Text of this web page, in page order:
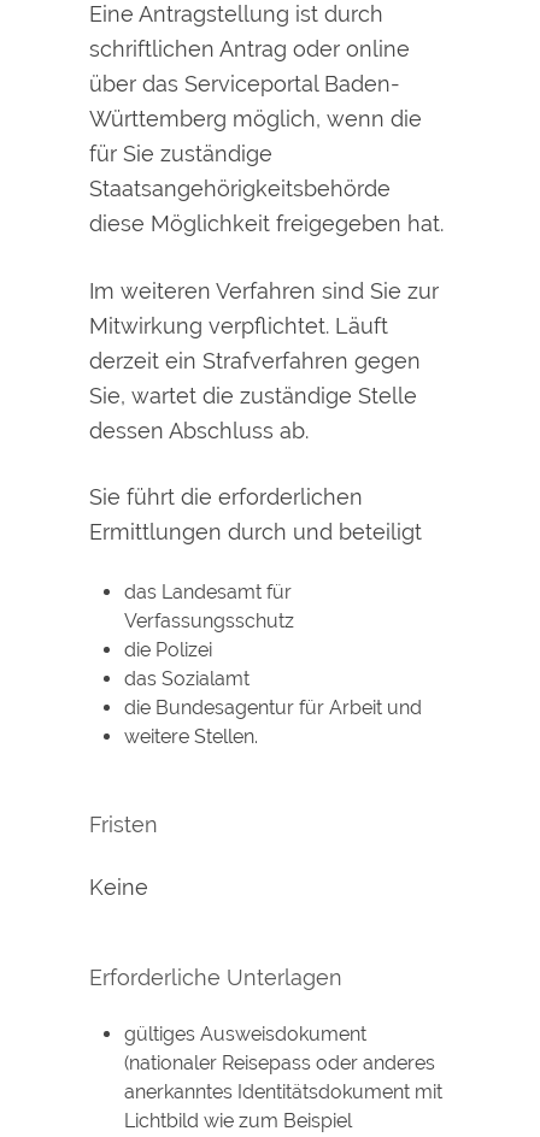
Eine Antragstellung ist durch
schriftlichen Antrag oder online
über das Serviceportal Baden-
Württemberg möglich, wenn die
für Sie zuständige
Staatsangehörigkeitsbehörde
diese Möglichkeit freigegeben hat.
Im weiteren Verfahren sind Sie zur
Mitwirkung verpflichtet. Läuft
derzeit ein Strafverfahren gegen
Sie, wartet die zuständige Stelle
dessen Abschluss ab.
Sie führt die erforderlichen
Ermittlungen durch und beteiligt
das Landesamt für
Verfassungsschutz
die Polizei
das Sozialamt
die Bundesagentur für Arbeit und
weitere Stellen.
Fristen
Keine
Erforderliche Unterlagen
gültiges Ausweisdokument
(nationaler Reisepass oder anderes
anerkanntes Identitätsdokument mit
Lichtbild wie zum Beispiel